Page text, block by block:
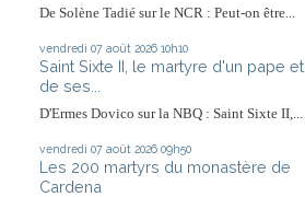
De Solène Tadié sur le NCR : Peut-on être...
vendredi 07 août 2026 10h10
Saint Sixte II, le martyre d'un pape et
de ses...
D'Ermes Dovico sur la NBQ : Saint Sixte II,...
vendredi 07 août 2026 09h50
Les 200 martyrs du monastère de
Cardena